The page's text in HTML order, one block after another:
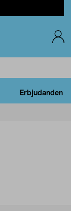
Erbjudanden